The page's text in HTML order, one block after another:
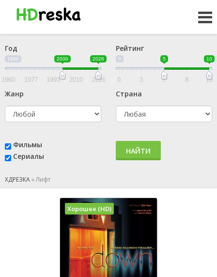
Год
1960 2000 2026
1960 1977 1993 2010 2026
Рейтинг
0 5 10
0 3 5 8 10
Жанр Страна
Фильмы
Сериалы
НАЙТИ
ХДРЕЗКА»Лифт
Хорошее (HD)